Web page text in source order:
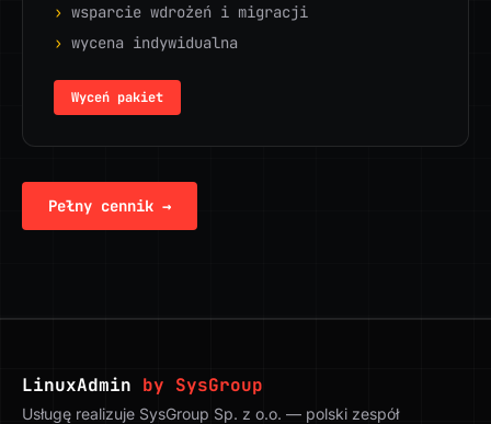
› wsparcie wdrożeń i migracji
› wycena indywidualna
Wyceń pakiet
Pełny cennik →
LinuxAdmin by SysGroup
Usługę realizuje SysGroup Sp. z o.o. — polski zespół